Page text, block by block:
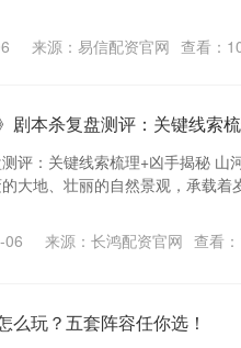
来源：易信配资官网 查看：
剧本杀复盘测评：关键线索
测评：关键线索梳理+凶手揭秘
大地、壮丽的自然景观，承载着
06 来源：长鸿配资官网 查看：
么玩？五套阵容任你选！
沪深300